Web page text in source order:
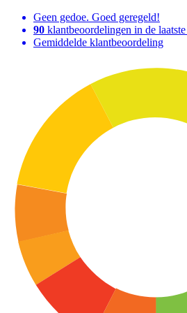
Geen gedoe. Goed geregeld!
90 klantbeoordelingen in de
Gemiddelde klantbeoordeling